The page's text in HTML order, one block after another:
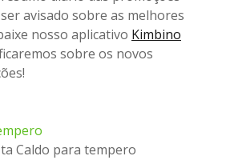
avisado sobre as melhores
nosso aplicativo Kimbino
sobre os novos
Caldo para tempero